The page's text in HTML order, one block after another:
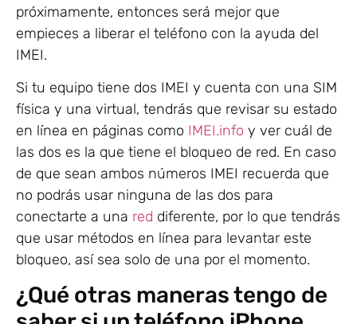
próximamente, entonces será mejor que
empieces a liberar el teléfono con la ayuda del
IMEI.
Si tu equipo tiene dos IMEI y cuenta con una SIM
física y una virtual, tendrás que revisar su estado
en línea en páginas como IMEI.info y ver cuál de
las dos es la que tiene el bloqueo de red. En caso
de que sean ambos números IMEI recuerda que
no podrás usar ninguna de las dos para
conectarte a una red diferente, por lo que tendrás
que usar métodos en línea para levantar este
bloqueo, así sea solo de una por el momento.
¿Qué otras maneras tengo de